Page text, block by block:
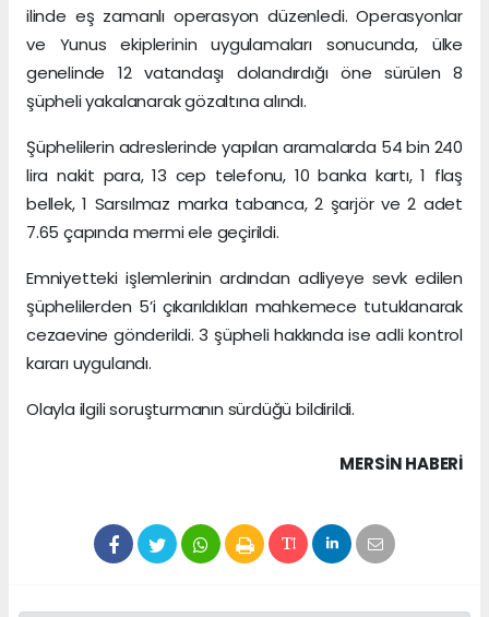
ilinde eş zamanlı operasyon düzenledi. Operasyonlar
ve Yunus ekiplerinin uygulamaları sonucunda, ülke
genelinde 12 vatandaşı dolandırdığı öne sürülen 8
şüpheli yakalanarak gözaltına alındı.
Şüphelilerin adreslerinde yapılan aramalarda 54 bin 240
lira nakit para, 13 cep telefonu, 10 banka kartı, 1 flaş
bellek, 1 Sarsılmaz marka tabanca, 2 şarjör ve 2 adet
7.65 çapında mermi ele geçirildi.
Emniyetteki işlemlerinin ardından adliyeye sevk edilen
şüphelilerden 5’i çıkarıldıkları mahkemece tutuklanarak
cezaevine gönderildi. 3 şüpheli hakkında ise adli kontrol
kararı uygulandı.
Olayla ilgili soruşturmanın sürdüğü bildirildi.
MERSIN HABERİ